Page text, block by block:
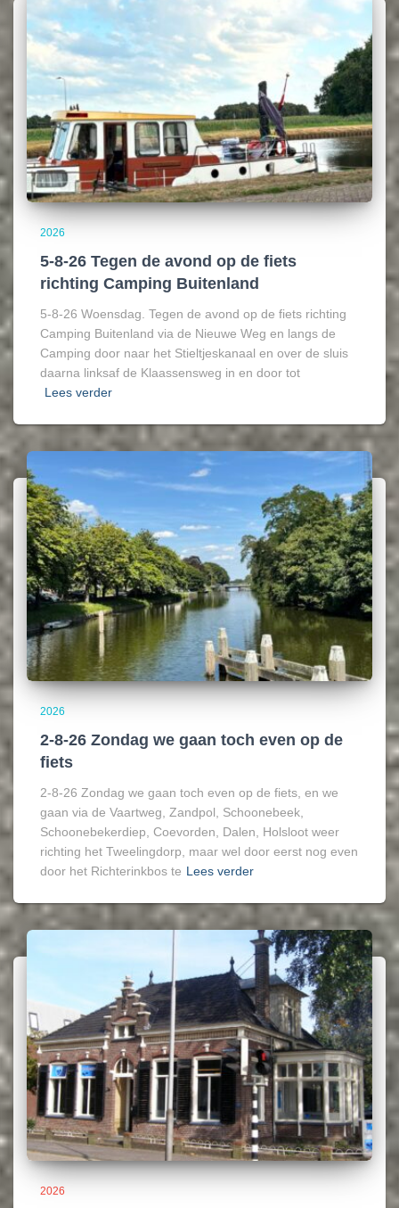
2026
5-8-26 Tegen de avond op de fiets
richting Camping Buitenland
5-8-26 Woensdag. Tegen de avond op de fiets richting
Camping Buitenland via de Nieuwe Weg en langs de
Camping door naar het Stieltjeskanaal en over de sluis
daarna linksaf de Klaassensweg in en door tot
Lees verder
2026
2-8-26 Zondag we gaan toch even op de
fiets
2-8-26 Zondag we gaan toch even op de fiets, en we
gaan via de Vaartweg, Zandpol, Schoonebeek,
Schoonebekerdiep, Coevorden, Dalen, Holsloot weer
richting het Tweelingdorp, maar wel door eerst nog even
door het Richterinkbos te Lees verder
2026